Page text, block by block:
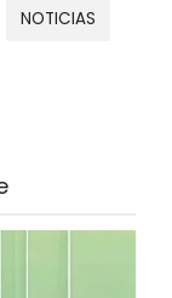
NOTICIAS